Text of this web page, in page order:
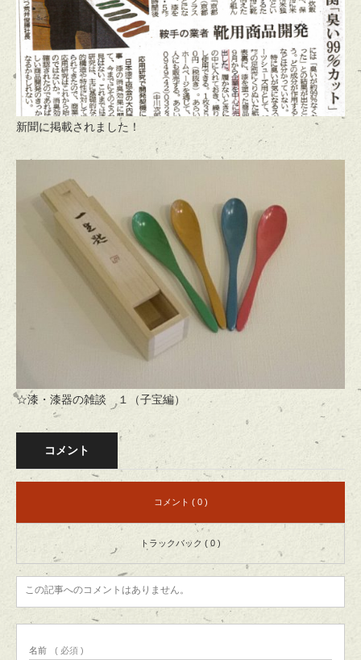
新聞に掲載されました！
☆漆・漆器の雑談 １（子宝編）
コメント
コメント ( 0 )
トラックバック ( 0 )
この記事へのコメントはありません。
名前 ( 必須 )